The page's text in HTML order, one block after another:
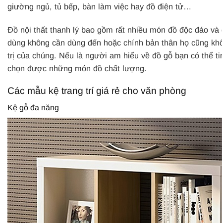
giường ngủ, tủ bếp, bàn làm việc hay đồ điện tử…
Đồ nội thất thanh lý bao gồm rất nhiều món đồ độc đáo
dùng không cần dùng đến hoặc chính bản thân họ cũng
trị của chúng. Nếu là người am hiểu về đồ gỗ bạn có thể
chọn được những món đồ chất lượng.
Các mẫu kệ trang trí giá rẻ cho văn phòng
Kệ gỗ đa năng